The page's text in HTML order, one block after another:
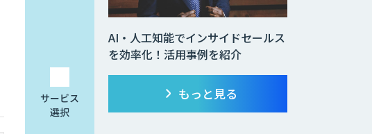
サービス
選択
AI・人工知能でインサイドセールス
を効率化！活用事例を紹介
もっと見る